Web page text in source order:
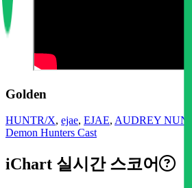
Golden
HUNTR/X, ejae, EJAE, AUDREY NUNA
Demon Hunters Cast
iChart 실시간 스코어